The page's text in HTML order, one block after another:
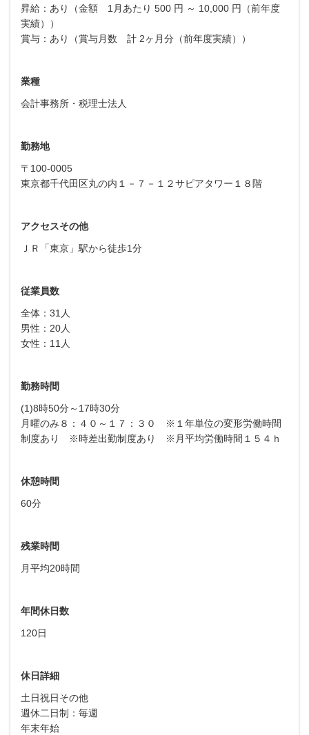
昇給：あり（金額 1月あたり 500 円 ～ 10,000 円（前年度
実績））
賞与：あり（賞与月数 計 2ヶ月分（前年度実績））
業種
会計事務所・税理士法人
勤務地
〒100-0005
東京都千代田区丸の内１－７－１２サピアタワー１８階
アクセスその他
ＪＲ「東京」駅から徒歩1分
従業員数
全体：31人
男性：20人
女性：11人
勤務時間
(1)8時50分～17時30分
月曜のみ８：４０～１７：３０ ※１年単位の変形労働時間
制度あり ※時差出勤制度あり ※月平均労働時間１５４ｈ
休憩時間
60分
残業時間
月平均20時間
年間休日数
120日
休日詳細
土日祝日その他
週休二日制：毎週
年末年始